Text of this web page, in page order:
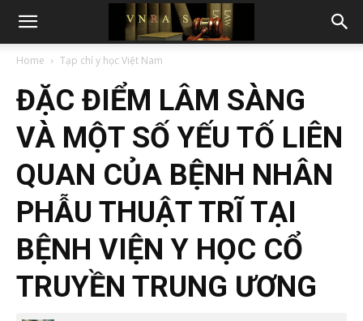
Home Tạp chí y học Việt Nam
ĐẶC ĐIỂM LÂM SÀNG
VÀ MỘT SỐ YẾU TỐ LIÊN
QUAN CỦA BỆNH NHÂN
PHẪU THUẬT TRĨ TẠI
BỆNH VIỆN Y HỌC CỔ
TRUYỀN TRUNG ƯƠNG